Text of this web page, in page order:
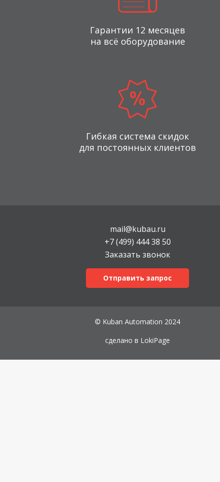
Гарантии 12 месяцев
на всё оборудование
Гибкая система скидок
для постоянных клиентов
mail@kubau.ru
+7 (499) 444 38 50
Заказать звонок
Отправить запрос
© Kuban Automation 2024
сделано в LokiPage